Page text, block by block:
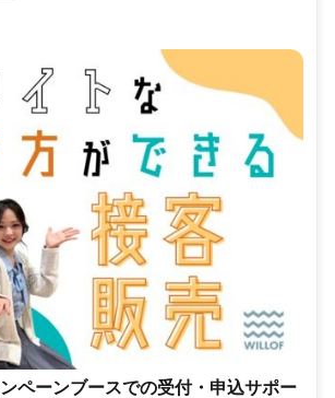
ペーンブースでの受付・申込サポー